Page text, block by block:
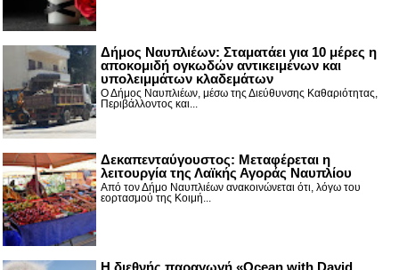
Δήμος Ναυπλιέων: Σταματάει για 10 μέρες η
αποκομιδή ογκωδών αντικειμένων και
υπολειμμάτων κλαδεμάτων
Ο Δήμος Ναυπλιέων, μέσω της Διεύθυνσης Καθαριότητας,
Περιβάλλοντος και...
Δεκαπενταύγουστος: Μεταφέρεται η
λειτουργία της Λαϊκής Αγοράς Ναυπλίου
Από τον Δήμο Ναυπλιέων ανακοινώνεται ότι, λόγω του
εορτασμού της Κοιμή...